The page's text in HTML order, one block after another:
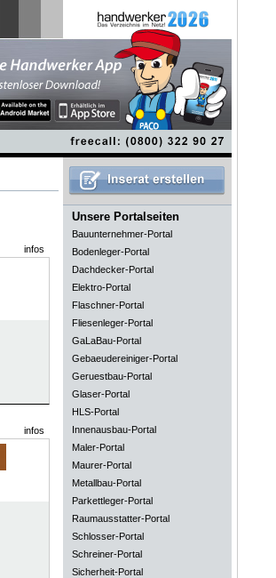
infos
infos
Unsere Portalseiten
Bauunternehmer-Portal
Bodenleger-Portal
Dachdecker-Portal
Elektro-Portal
Flaschner-Portal
Fliesenleger-Portal
GaLaBau-Portal
Gebaeudereiniger-Portal
Geruestbau-Portal
Glaser-Portal
HLS-Portal
Innenausbau-Portal
Maler-Portal
Maurer-Portal
Metallbau-Portal
Parkettleger-Portal
Raumausstatter-Portal
Schlosser-Portal
Schreiner-Portal
Sicherheit-Portal